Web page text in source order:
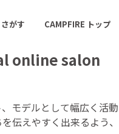
さがす CAMPFIRE トップ
人気のコミュニティ
online salon
モデルとして幅広く活
伝えやすく出来るよう